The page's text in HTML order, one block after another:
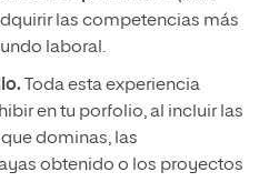
las competencias más
laboral.
Toda esta experiencia
en tu porfolio, al incluir las
dominas, las
obtenido o los proyectos